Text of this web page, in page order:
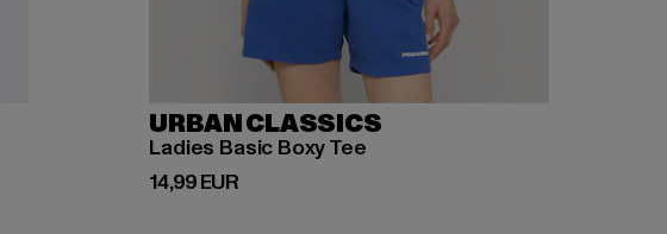
URBAN CLASSICS
Ladies Basic Boxy Tee
14,99 EUR
Derzeitiger Preis: 14,99 EUR